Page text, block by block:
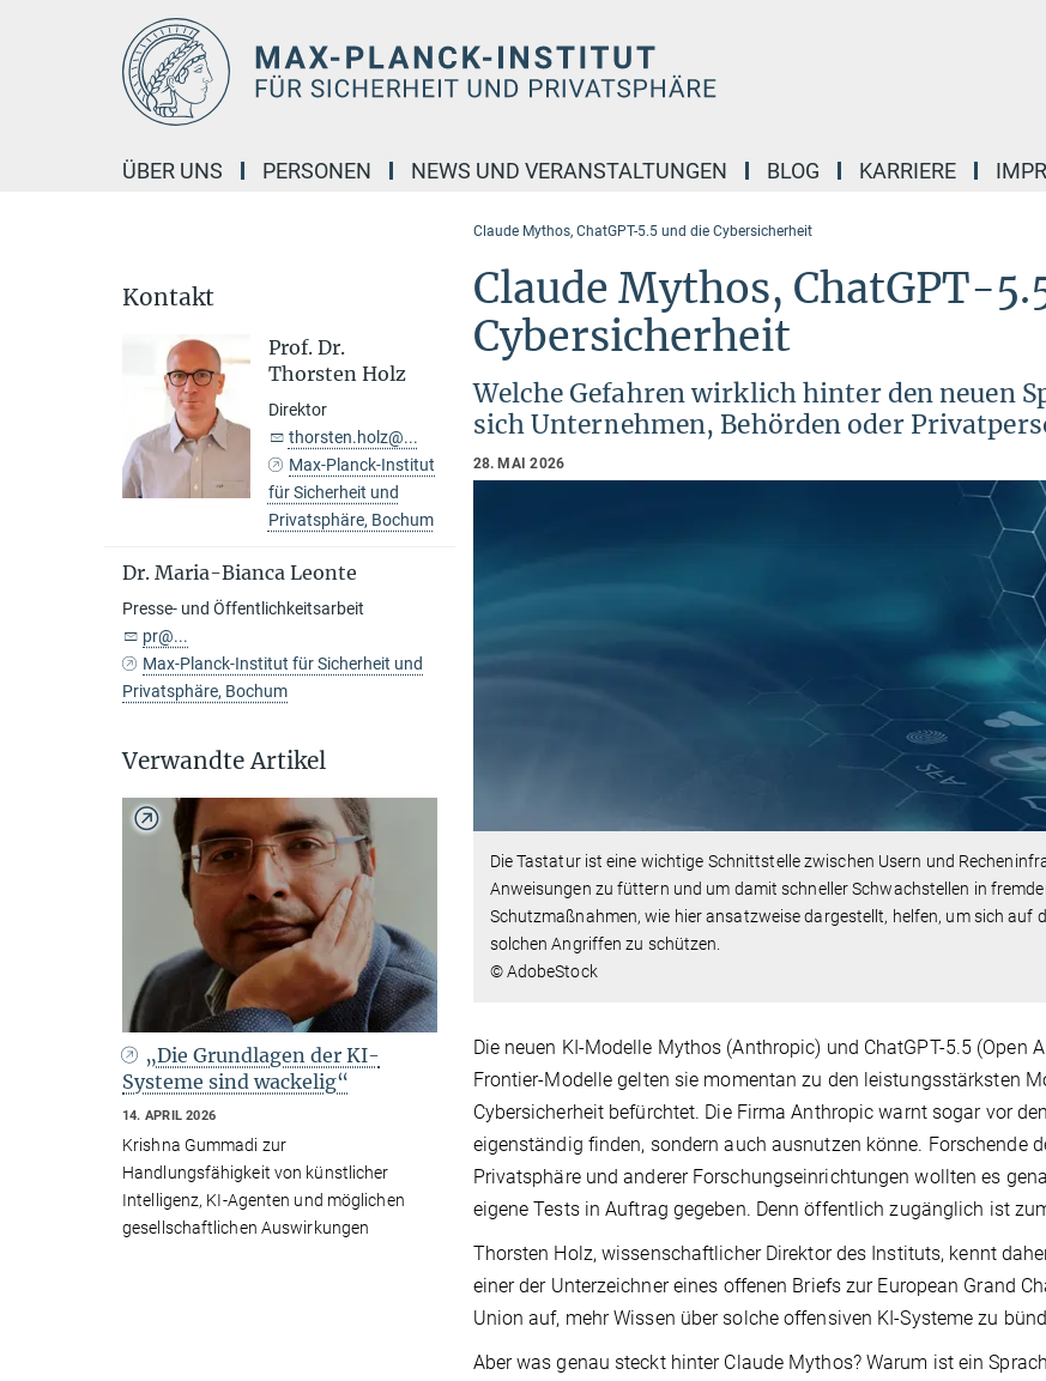
ÜBER UNS PERSONEN NEWS UND VERANSTALTUNGEN BLOG KARRIERE
Claude Mythos, ChatGPT-5.5 und die Cybersicherheit
Claude Mythos, ChatGPT-
Cybersicherheit
Welche Gefahren wirklich hinter den neuen
sich Unternehmen, Behörden oder
28. MAI 2026
Die Tastatur ist eine wichtige Schnittstelle zwischen Usern und
Anweisungen zu füttern und um damit schneller Schwachstellen in
Schutzmaßnahmen, wie hier ansatzweise dargestellt, helfen, um sich auf
solchen Angriffen zu schützen.
© AdobeStock
Die neuen KI-Modelle Mythos (Anthropic) und ChatGPT-5.5 (Open
Frontier-Modelle gelten sie momentan zu den leistungsstärksten
Cybersicherheit befürchtet. Die Firma Anthropic warnt sogar vor
eigenständig finden, sondern auch ausnutzen könne. Forschende
Privatsphäre und anderer Forschungseinrichtungen wollten es
eigene Tests in Auftrag gegeben. Denn öffentlich zugänglich ist
Thorsten Holz, wissenschaftlicher Direktor des Instituts, kennt
einer der Unterzeichner eines offenen Briefs zur European Grand
Union auf, mehr Wissen über solche offensiven KI-Systeme zu
Aber was genau steckt hinter Claude Mythos? Warum ist ein
Kontakt
Prof. Dr.
Thorsten Holz
Direktor
thorsten.holz@...
Max-Planck-Institut
für Sicherheit und
Privatsphäre, Bochum
Dr. Maria-Bianca Leonte
Presse- und Öffentlichkeitsarbeit
pr@...
Max-Planck-Institut für Sicherheit und
Privatsphäre, Bochum
Verwandte Artikel
„Die Grundlagen der KI-
Systeme sind wackelig“
14. APRIL 2026
Krishna Gummadi zur
Handlungsfähigkeit von künstlicher
Intelligenz, KI-Agenten und möglichen
gesellschaftlichen Auswirkungen